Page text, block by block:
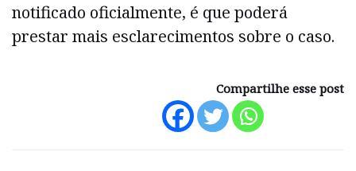
notificado oficialmente, é que poderá
prestar mais esclarecimentos sobre o caso.
Compartilhe esse post